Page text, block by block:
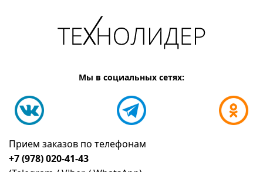
Мы в социальных сетях:
Прием заказов по телефонам
+7 (978) 020-41-43